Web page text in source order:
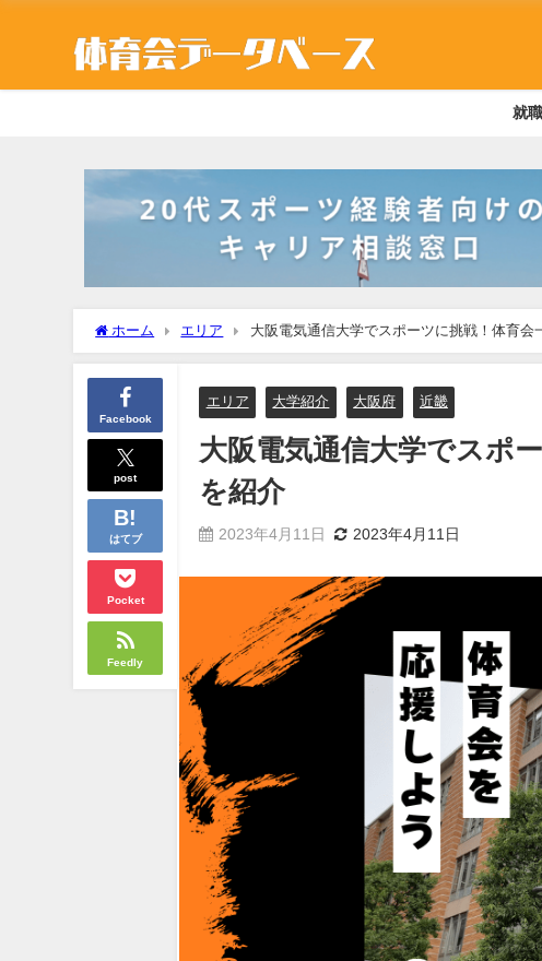
就
ホーム エリア 大阪電気通信大学でスポーツに挑戦！体育会
Facebook
post
はてブ
Pocket
Feedly
エリア 大学紹介 大阪府 近畿
大阪電気通信大学でスポ
を紹介
2023年4月11日 2023年4月11日